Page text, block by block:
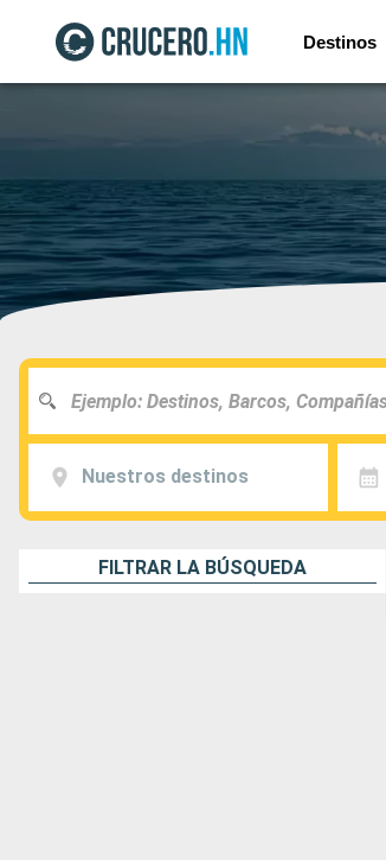
Destinos
Nuestros destinos
FILTRAR LA BÚSQUEDA